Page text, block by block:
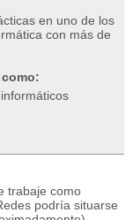
en uno de los
con más de
trabaje como
podría situarse